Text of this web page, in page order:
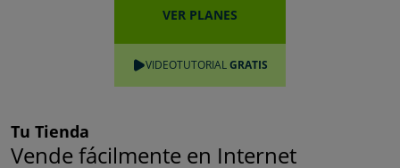
VER PLANES
VIDEOTUTORIALGRATIS
Tu Tienda
Vende fácilmente en Internet